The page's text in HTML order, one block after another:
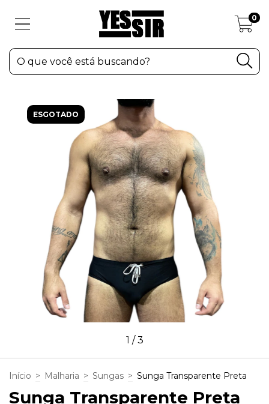
0
ESGOTADO
1 /3
Início > Malharia > Sungas > Sunga Transparente Preta
Sunga Transparente Preta